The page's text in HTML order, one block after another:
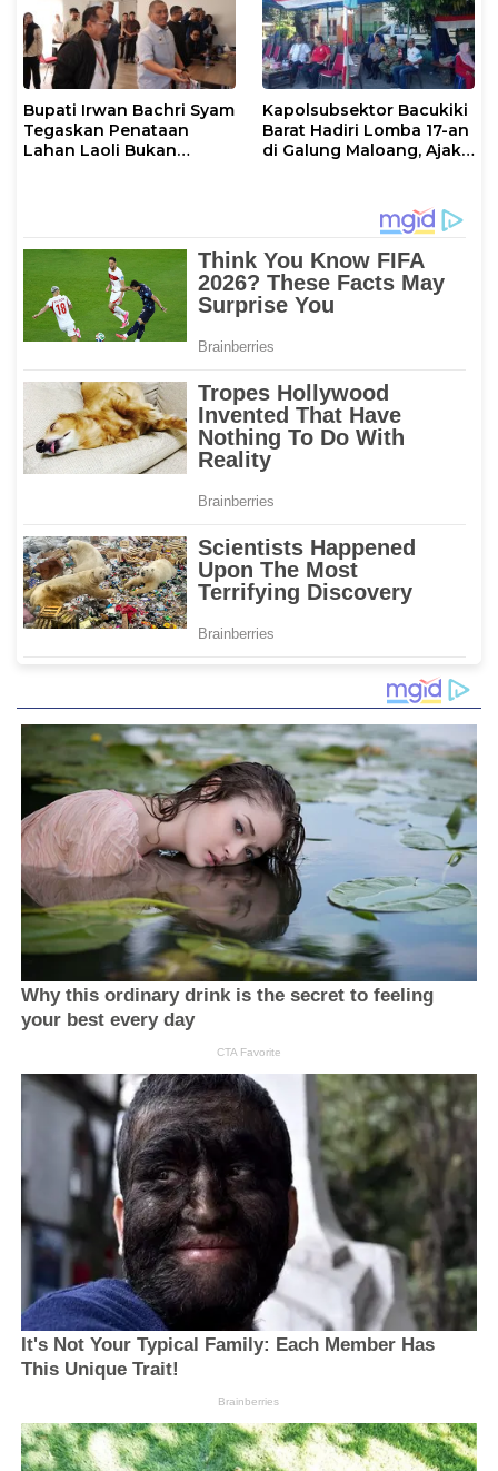
Bupati Irwan Bachri Syam
Tegaskan Penataan
Lahan Laoli Bukan
Kapolsubsektor Bacukiki
Barat Hadiri Lomba 17-an
di Galung Maloang, Ajak